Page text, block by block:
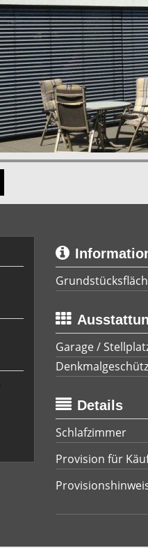
Garage /
Details
Schlafzimmer
Provision für